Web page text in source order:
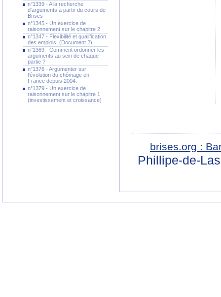
n°1339 - A la recherche
d'arguments à partir du cours de
Brises
n°1345 - Un exercice de
raisonnement sur le chapitre 2
n°1347 - Flexibilité et qualification
des emplois. (Document 2)
n°1369 - Comment ordonner les
arguments au sein de chaque
partie ?
n°1376 - Argumenter sur
l'évolution du chômage en
France depuis 2004.
n°1379 - Un exercice de
raisonnement sur le chapitre 1
(investissement et croissance)
brises.org :
Phillipe-de-